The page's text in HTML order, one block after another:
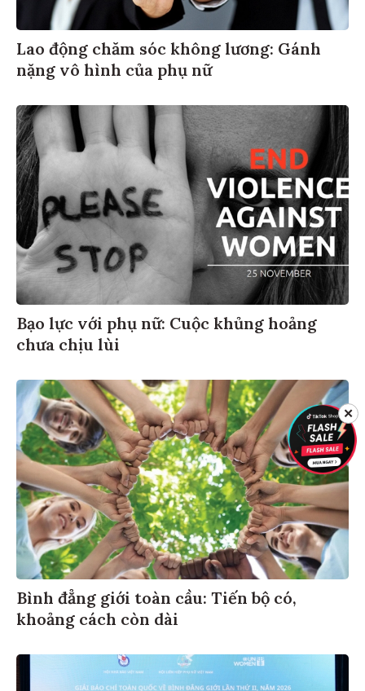
Lao động chăm sóc không lương: Gánh
nặng vô hình của phụ nữ
Bạo lực với phụ nữ: Cuộc khủng hoảng
chưa chịu lùi
Bình đẳng giới toàn cầu: Tiến bộ có,
khoảng cách còn dài
✕